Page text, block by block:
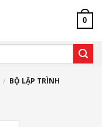
0
/ BỘ LẬP TRÌNH